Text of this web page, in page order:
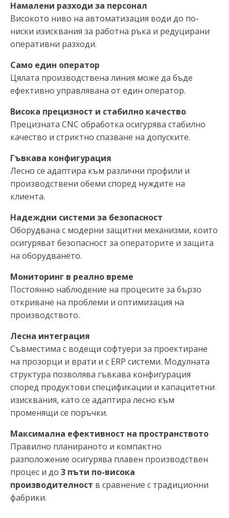
Намалени разходи за персонал
Високото ниво на автоматизация води до по-
ниски изисквания за работна ръка и редуцирани
оперативни разходи.
Само един оператор
Цялата производствена линия може да бъде
ефективно управлявана от един оператор.
Висока прецизност и стабилно качество
Прецизната CNC обработка осигурява стабилно
качество и стриктно спазване на допуските.
Гъвкава конфигурация
Лесно се адаптира към различни профили и
производствени обеми според нуждите на
клиента.
Надеждни системи за безопасност
Оборудвана с модерни защитни механизми, които
осигуряват безопасност за операторите и защита
на оборудването.
Мониторинг в реално време
Постоянно наблюдение на процесите за бързо
откриване на проблеми и оптимизация на
производството.
Лесна интеграция
Съвместима с водещи софтуери за проектиране
на прозорци и врати и с ERP системи. Модулната
структура позволява гъвкава конфигурация
според продуктови спецификации и капацитетни
изисквания, като се адаптира лесно към
променящи се поръчки.
Максимална ефективност на пространството
Правилно планираното и компактно
разположение осигурява плавен производствен
процес и до 3 пъти по-висока
производителност в сравнение с традиционни
фабрики.